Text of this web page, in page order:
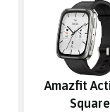
Amazfit
Square